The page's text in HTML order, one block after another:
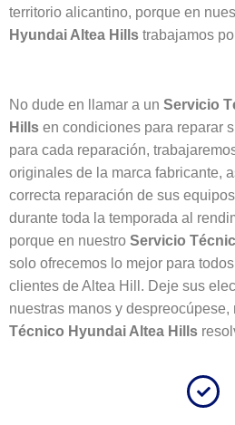
territorio alicantino, porque en
Hyundai Altea Hills trabajamos
No dude en llamar a un Servicio
Hills en condiciones para reparar
para cada reparación,
originales de la marca fabricante,
correcta reparación de sus
durante toda la temporada al
porque en nuestro Servicio
solo ofrecemos lo mejor para
clientes de Altea Hill. Deje sus
nuestras manos y despreocúpese,
Técnico Hyundai Altea Hills